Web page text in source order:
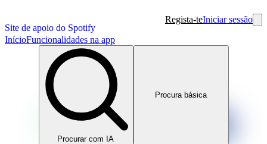
Site de apoio do Spotify
Regista-teIniciar sessão
InícioFuncionalidades na app
Procurar com IA
Procura básica